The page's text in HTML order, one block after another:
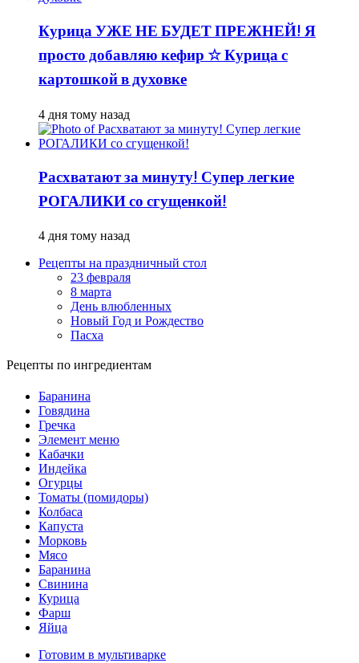
Курица УЖЕ НЕ БУДЕТ ПРЕЖНЕЙ! Я
просто добавляю кефир ☆ Курица с
картошкой в духовке
4 дня тому назад
Расхватают за минуту! Супер легкие
РОГАЛИКИ со сгущенкой!
4 дня тому назад
Рецепты на праздничный стол
23 февраля
8 марта
День влюбленных
Новый Год и Рождество
Пасха
Рецепты по ингредиентам
Баранина
Говядина
Гречка
Элемент меню
Кабачки
Индейка
Огурцы
Томаты (помидоры)
Колбаса
Капуста
Морковь
Мясо
Баранина
Свинина
Курица
Фарш
Яйца
Готовим в мультиварке